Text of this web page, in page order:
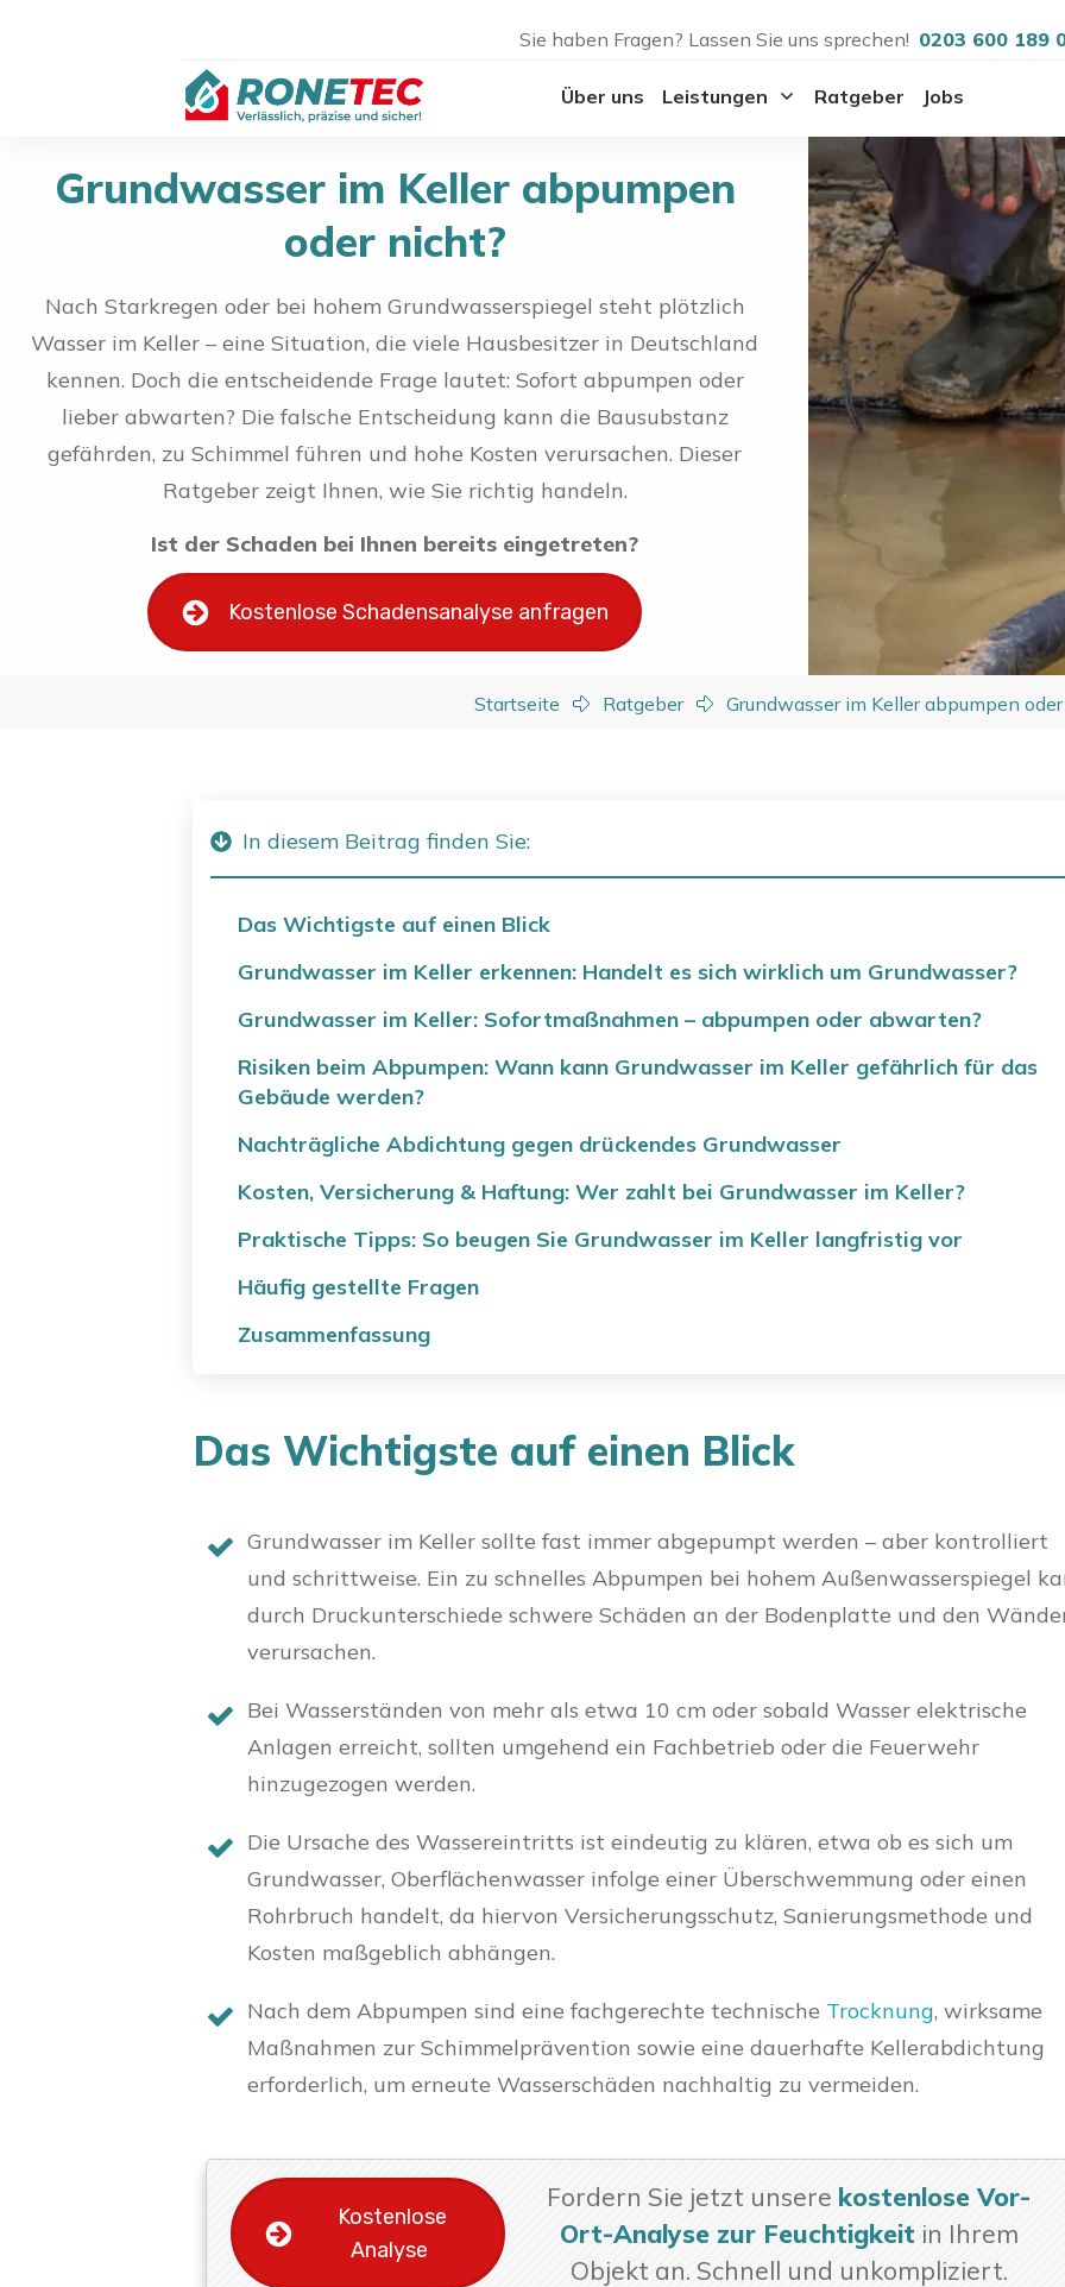
Sie haben Fragen? Lassen Sie uns sprechen! 0203 600 189
Über uns Leistungen Ratgeber Jobs
Grundwasser im Keller abpumpen
oder nicht?
Nach Starkregen oder bei hohem Grundwasserspiegel steht plötzlich
Wasser im Keller – eine Situation, die viele Hausbesitzer in Deutschland
kennen. Doch die entscheidende Frage lautet: Sofort abpumpen oder
lieber abwarten? Die falsche Entscheidung kann die Bausubstanz
gefährden, zu Schimmel führen und hohe Kosten verursachen. Dieser
Ratgeber zeigt Ihnen, wie Sie richtig handeln.
Ist der Schaden bei Ihnen bereits eingetreten?
Kostenlose Schadensanalyse anfragen
Startseite Ratgeber Grundwasser im Keller abpumpen
In diesem Beitrag finden Sie:
Das Wichtigste auf einen Blick
Grundwasser im Keller erkennen: Handelt es sich wirklich um Grundwasser?
Grundwasser im Keller: Sofortmaßnahmen – abpumpen oder abwarten?
Risiken beim Abpumpen: Wann kann Grundwasser im Keller gefährlich für das
Gebäude werden?
Nachträgliche Abdichtung gegen drückendes Grundwasser
Kosten, Versicherung & Haftung: Wer zahlt bei Grundwasser im Keller?
Praktische Tipps: So beugen Sie Grundwasser im Keller langfristig vor
Häufig gestellte Fragen
Zusammenfassung
Das Wichtigste auf einen Blick
Grundwasser im Keller sollte fast immer abgepumpt werden – aber kontrolliert
und schrittweise. Ein zu schnelles Abpumpen bei hohem Außenwasserspiegel
durch Druckunterschiede schwere Schäden an der Bodenplatte und den
verursachen.
Bei Wasserständen von mehr als etwa 10 cm oder sobald Wasser elektrische
Anlagen erreicht, sollten umgehend ein Fachbetrieb oder die Feuerwehr
hinzugezogen werden.
Die Ursache des Wassereintritts ist eindeutig zu klären, etwa ob es sich um
Grundwasser, Oberflächenwasser infolge einer Überschwemmung oder einen
Rohrbruch handelt, da hiervon Versicherungsschutz, Sanierungsmethode und
Kosten maßgeblich abhängen.
Nach dem Abpumpen sind eine fachgerechte technische Trocknung, wirksame
Maßnahmen zur Schimmelprävention sowie eine dauerhafte Kellerabdichtung
erforderlich, um erneute Wasserschäden nachhaltig zu vermeiden.
Kostenlose
Analyse
Fordern Sie jetzt unsere kostenlose Vor-
Ort-Analyse zur Feuchtigkeit in Ihrem
Objekt an. Schnell und unkompliziert.